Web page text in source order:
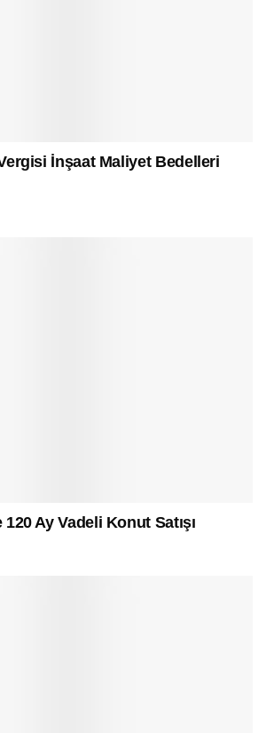
İnşaat Maliyet Bedelleri
Ay Vadeli Konut Satışı